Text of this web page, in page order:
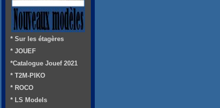
* Sur les étagères
* JOUEF
*Catalogue Jouef 2021
* T2M-PIKO
* ROCO
* LS Models